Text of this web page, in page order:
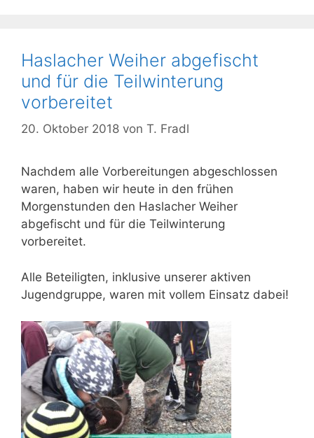
Haslacher Weiher abgefischt
und für die Teilwinterung
vorbereitet
20. Oktober 2018 von T. Fradl
Nachdem alle Vorbereitungen abgeschlossen
waren, haben wir heute in den frühen
Morgenstunden den Haslacher Weiher
abgefischt und für die Teilwinterung
vorbereitet.
Alle Beteiligten, inklusive unserer aktiven
Jugendgruppe, waren mit vollem Einsatz dabei!